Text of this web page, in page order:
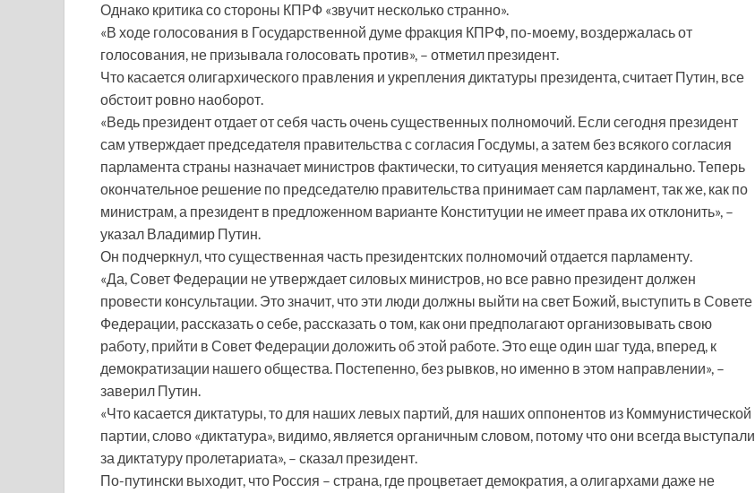
Однако критика со стороны КПРФ «звучит несколько странно».
«В ходе голосования в Государственной думе фракция КПРФ, по-моему, воздержалась от
голосования, не призывала голосовать против», – отметил президент.
Что касается олигархического правления и укрепления диктатуры президента, считает Путин, все
обстоит ровно наоборот.
«Ведь президент отдает от себя часть очень существенных полномочий. Если сегодня президент
сам утверждает председателя правительства с согласия Госдумы, а затем без всякого согласия
парламента страны назначает министров фактически, то ситуация меняется кардинально. Теперь
окончательное решение по председателю правительства принимает сам парламент, так же, как по
министрам, а президент в предложенном варианте Конституции не имеет права их отклонить», –
указал Владимир Путин.
Он подчеркнул, что существенная часть президентских полномочий отдается парламенту.
«Да, Совет Федерации не утверждает силовых министров, но все равно президент должен
провести консультации. Это значит, что эти люди должны выйти на свет Божий, выступить в Совете
Федерации, рассказать о себе, рассказать о том, как они предполагают организовывать свою
работу, прийти в Совет Федерации доложить об этой работе. Это еще один шаг туда, вперед, к
демократизации нашего общества. Постепенно, без рывков, но именно в этом направлении», –
заверил Путин.
«Что касается диктатуры, то для наших левых партий, для наших оппонентов из Коммунистической
партии, слово «диктатура», видимо, является органичным словом, потому что они всегда выступали
за диктатуру пролетариата», – сказал президент.
По-путински выходит, что Россия – страна, где процветает демократия, а олигархами даже не